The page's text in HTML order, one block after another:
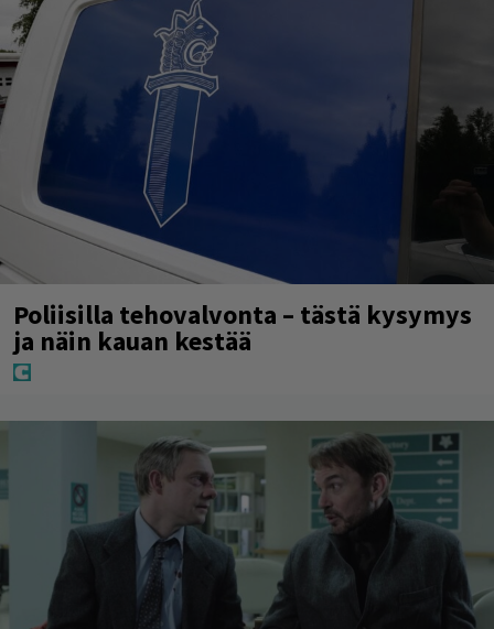
Poliisilla tehovalvonta – tästä kysymys
ja näin kauan kestää